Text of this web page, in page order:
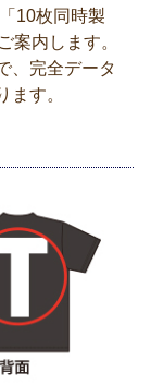
10枚同時製
案内します。
、完全データ
ます。